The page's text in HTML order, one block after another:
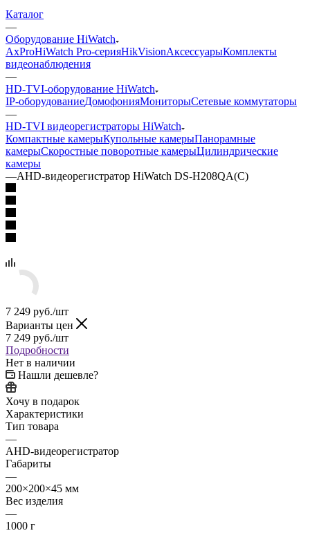
Каталог
—
Оборудование HiWatch
AxProHiWatch Pro-серияHikVisionАксессуарыКомплекты
видеонаблюдения
—
HD-TVI-оборудование HiWatch
IP-оборудованиеДомофонияМониторыСетевые коммутаторы
—
HD-TVI видеорегистраторы HiWatch
Компактные камерыКупольные камерыПанорамные
камерыСкоростные поворотные камерыЦилиндрические
камеры
—AHD-видеорегистратор HiWatch DS-H208QA(C)
7 249 руб./шт
Варианты цен
7 249 руб./шт
Подробности
Нет в наличии
Нашли дешевле?
Хочу в подарок
Характеристики
Тип товара
—
AHD-видеорегистратор
Габариты
—
200×200×45 мм
Вес изделия
—
1000 г